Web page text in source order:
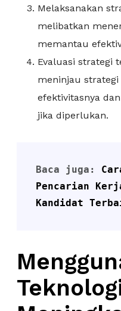
Melaksanakan
melibatkan
memantau
Evaluasi strategi
meninjau
efektivitasnya
jika diperlukan.
Baca juga:
Pencarian
Kandidat